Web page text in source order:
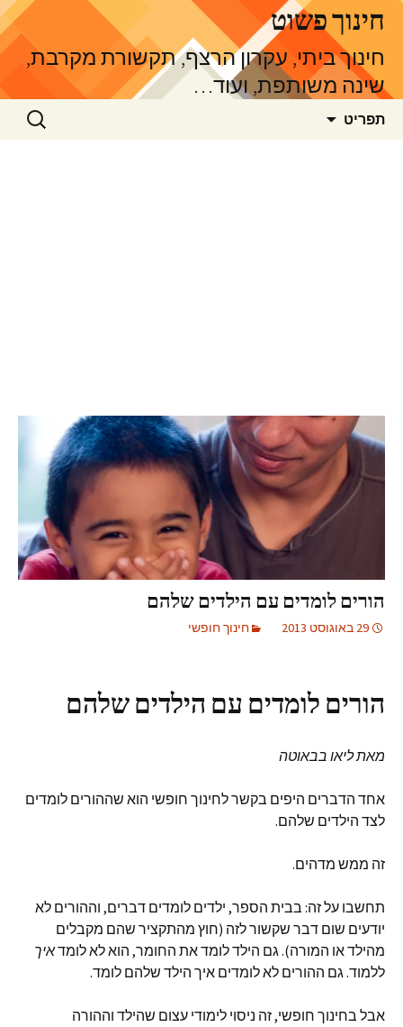
לדלג
לתוכןחינוך פשוט
חינוך ביתי, עקרון הרצף, תקשורת מקרבת,
שינה משותפת, ועוד…
תפריט חיפוש:
הורים לומדים עם הילדים שלהם
29 באוגוסט 2013 חינוך חופשי
הורים לומדים עם הילדים שלהם
מאת ליאו בבאוטה
אחד הדברים היפים בקשר לחינוך חופשי הוא שההורים לומדים
לצד הילדים שלהם.
זה ממש מדהים.
תחשבו על זה: בבית הספר, ילדים לומדים דברים, וההורים לא
יודעים שום דבר שקשור לזה (חוץ מהתקציר שהם מקבלים
מהילד או המורה). גם הילד לומד את החומר, הוא לא לומדאיך
ללמוד. גם ההורים לא לומדים איך הילד שלהם לומד.
אבל בחינוך חופשי, זה ניסוי לימודי עצום שהילד וההורה